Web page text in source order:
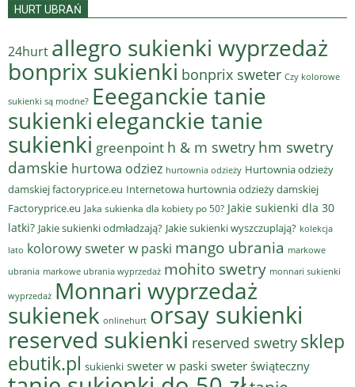
HURT UBRAŃ
24hurt allegro sukienki wyprzedaż
bonprix sukienki bonprix sweter Czy kolorowe
sukienki są modne? Eeeganckie tanie
sukienkieleganckie tanie
sukienki greenpoint h & m swetry hm swetry
damskie hurtowa odziez hurtownia odzieży Hurtownia odzieży
damskiej factoryprice.eu Internetowa hurtownia odzieży damskiej
Factoryprice.eu Jaka sukienka dla kobiety po 50? Jakie sukienki dla 30
latki? Jakie sukienki odmładzają? Jakie sukienki wyszczuplają? kolekcja
lato kolorowy sweter w paski mango ubrania markowe
ubrania markowe ubrania wyprzedaż mohito swetry monnari sukienki
wyprzedaż Monnari wyprzedaż
sukienek onlinehurt orsay sukienki
reserved sukienki reserved swetry sklep
ebutik.pl sukienki sweter w paski sweter świąteczny